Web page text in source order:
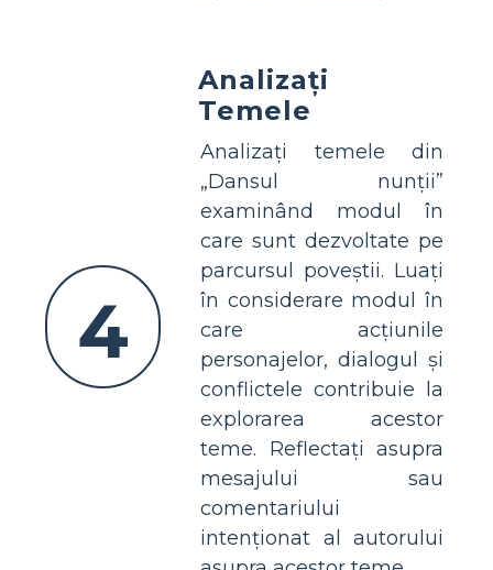
4
Analizați
Temele
Analizați temele din
„Dansul nunții”
examinând modul în
care sunt dezvoltate pe
parcursul poveștii. Luați
în considerare modul în
care acțiunile
personajelor, dialogul și
conflictele contribuie la
explorarea acestor
teme. Reflectați asupra
mesajului sau
comentariului
intenționat al autorului